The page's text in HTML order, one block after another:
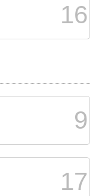
16
9
17